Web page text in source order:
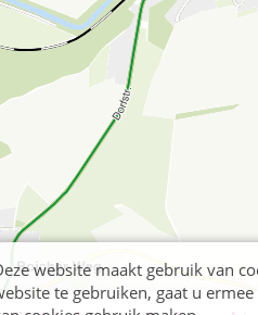
website maakt gebruik van
te gebruiken, gaat u